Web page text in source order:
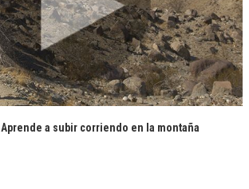
Aprende a subir corriendo en la montaña